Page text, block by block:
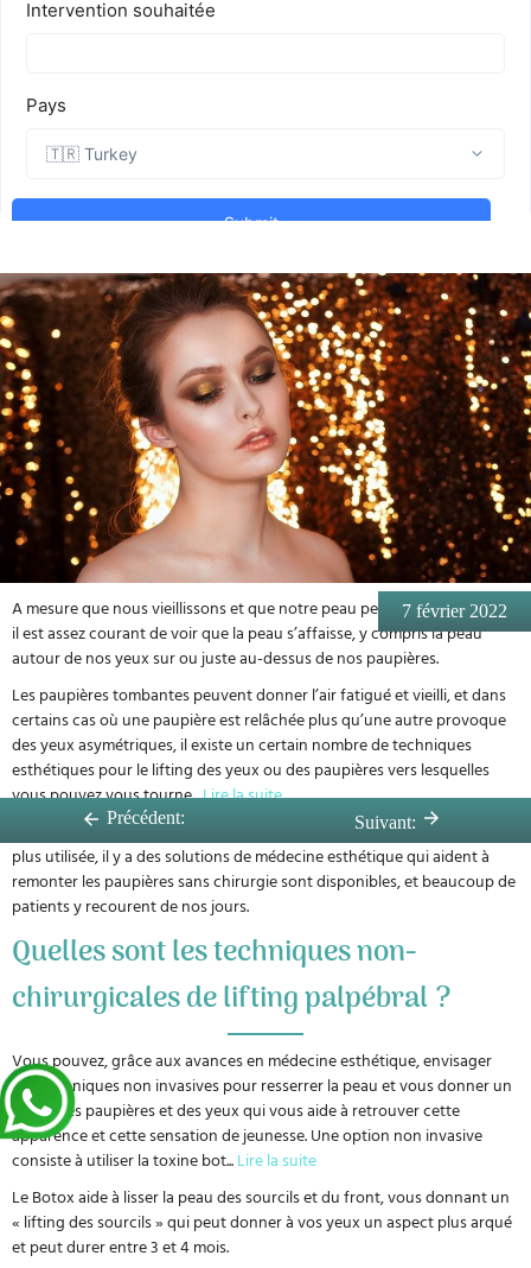
7 février 2022
Précédent: Suivant:
A mesure que nous vieillissons et que notre peau perd de son élasticité,
il est assez courant de voir que la peau s’affaisse, y compris la peau
autour de nos yeux sur ou juste au-dessus de nos paupières.
Les paupières tombantes peuvent donner l’air fatigué et vieilli, et dans
certains cas où une paupière est relâchée plus qu’une autre provoque
des yeux asymétriques, il existe un certain nombre de techniques
esthétiques pour le lifting des yeux ou des paupières vers lesquelles
vous pouvez vous tourne...Lire la suite
Bien que la chirurgie esthétique des paupières puisse une l’option la
plus utilisée, il y a des solutions de médecine esthétique qui aident à
remonter les paupières sans chirurgie sont disponibles, et beaucoup de
patients y recourent de nos jours.
Quelles sont les techniques non-
chirurgicales de lifting palpébral ?
Vous pouvez, grâce aux avances en médecine esthétique, envisager
des techniques non invasives pour resserrer la peau et vous donner un
lifting des paupières et des yeux qui vous aide à retrouver cette
apparence et cette sensation de jeunesse. Une option non invasive
consiste à utiliser la toxine bot...Lire la suite
Le Botox aide à lisser la peau des sourcils et du front, vous donnant un
« lifting des sourcils » qui peut donner à vos yeux un aspect plus arqué
et peut durer entre 3 et 4 mois.